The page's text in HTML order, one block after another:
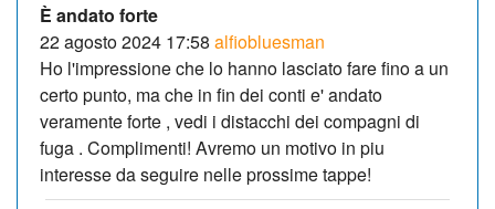
È andato forte
22 agosto 2024 17:58 alfiobluesman
Ho l'impressione che lo hanno lasciato fare fino a un
certo punto, ma che in fin dei conti e' andato
veramente forte , vedi i distacchi dei compagni di
fuga . Complimenti! Avremo un motivo in piu
interesse da seguire nelle prossime tappe!